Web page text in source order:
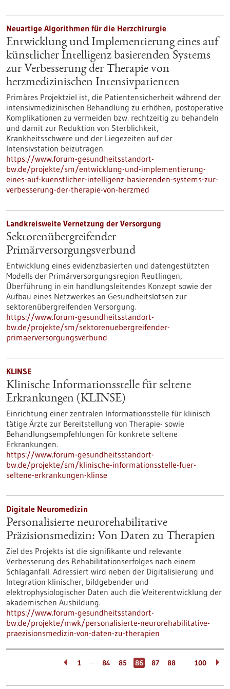
Neuartige Algorithmen für die Herzchirurgie
Entwicklung und Implementierung eines auf
künstlicher Intelligenz basierenden Systems
zur Verbesserung der Therapie von
herzmedizinischen Intensivpatienten
Primäres Projektziel ist, die Patientensicherheit während der
intensivmedizinischen Behandlung zu erhöhen, postoperative
Komplikationen zu vermeiden bzw. rechtzeitig zu behandeln
und damit zur Reduktion von Sterblichkeit,
Krankheitsschwere und der Liegezeiten auf der
Intensivstation beizutragen.
https://www.forum-gesundheitsstandort-
bw.de/projekte/sm/entwicklung-und-implementierung-
eines-auf-kuenstlicher-intelligenz-basierenden-systems-zur-
verbesserung-der-therapie-von-herzmed
Landkreisweite Vernetzung der Versorgung
Sektorenübergreifender
Primärversorgungsverbund
Entwicklung eines evidenzbasierten und datengestützten
Modells der Primärversorgungsregion Reutlingen,
Überführung in ein handlungsleitendes Konzept sowie der
Aufbau eines Netzwerkes an Gesundheitslotsen zur
sektorenübergreifenden Versorgung.
https://www.forum-gesundheitsstandort-
bw.de/projekte/sm/sektorenuebergreifender-
primaerversorgungsverbund
KLINSE
Klinische Informationsstelle für seltene
Erkrankungen (KLINSE)
Einrichtung einer zentralen Informationsstelle für klinisch
tätige Ärzte zur Bereitstellung von Therapie- sowie
Behandlungsempfehlungen für konkrete seltene
Erkrankungen.
https://www.forum-gesundheitsstandort-
bw.de/projekte/sm/klinische-informationsstelle-fuer-
seltene-erkrankungen-klinse
Digitale Neuromedizin
Personalisierte neurorehabilitative
Präzisionsmedizin: Von Daten zu Therapien
Ziel des Projekts ist die signifikante und relevante
Verbesserung des Rehabilitationserfolges nach einem
Schlaganfall. Adressiert wird neben der Digitalisierung und
Integration klinischer, bildgebender und
elektrophysiologischer Daten auch die Weiterentwicklung der
akademischen Ausbildung.
https://www.forum-gesundheitsstandort-
bw.de/projekte/mwk/personalisierte-neurorehabilitative-
praezisionsmedizin-von-daten-zu-therapien
1 … 84 85 86 87 88 … 100